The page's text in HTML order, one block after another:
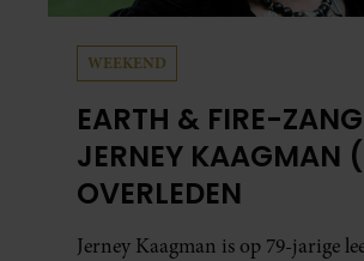
WEEKEND
EARTH & FIRE-
JERNEY KAAGMAN
OVERLEDEN
Jerney Kaagman is op 79-jarige